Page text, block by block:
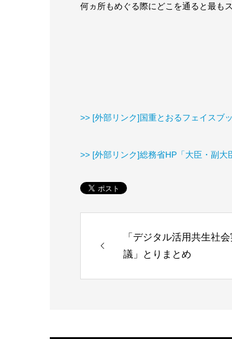
何ヵ所もめぐる際にどこを通ると最も
>> [外部リンク]国重とおるフェイスブ
>> [外部リンク]総務省HP「大臣・副大
「デジタル活用共生社
議」とりまとめ